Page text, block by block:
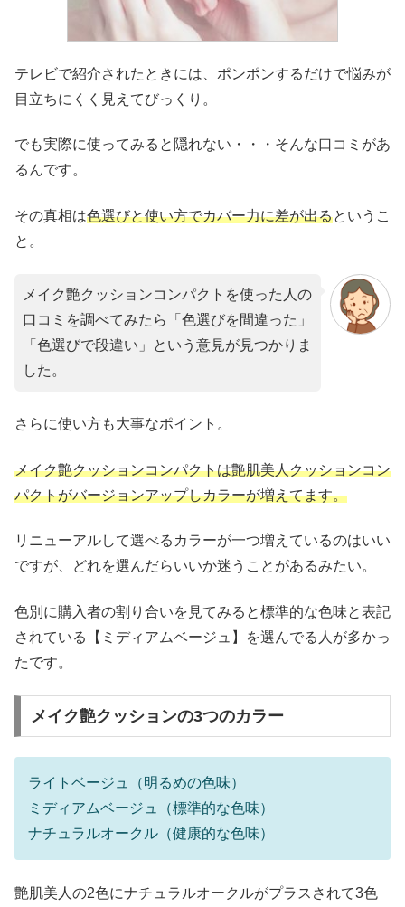
テレビで紹介されたときには、ポンポンするだけで悩みが
目立ちにくく見えてびっくり。
でも実際に使ってみると隠れない・・・そんな口コミがあ
るんです。
その真相は色選びと使い方でカバー力に差が出るというこ
と。
メイク艶クッションコンパクトを使った人の
口コミを調べてみたら「色選びを間違った」
「色選びで段違い」という意見が見つかりま
した。
さらに使い方も大事なポイント。
メイク艶クッションコンパクトは艶肌美人クッションコン
パクトがバージョンアップしカラーが増えてます。
リニューアルして選べるカラーが一つ増えているのはいい
ですが、どれを選んだらいいか迷うことがあるみたい。
色別に購入者の割り合いを見てみると標準的な色味と表記
されている【ミディアムベージュ】を選んでる人が多かっ
たです。
メイク艶クッションの3つのカラー
ライトベージュ（明るめの色味）
ミディアムベージュ（標準的な色味）
ナチュラルオークル（健康的な色味）
艶肌美人の2色にナチュラルオークルがプラスされて3色